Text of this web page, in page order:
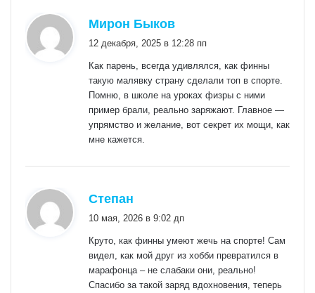
Мирон Быков
12 декабря, 2025 в 12:28 пп
Как парень, всегда удивлялся, как финны
такую малявку страну сделали топ в спорте.
Помню, в школе на уроках физры с ними
пример брали, реально заряжают. Главное —
упрямство и желание, вот секрет их мощи, как
мне кажется.
Степан
10 мая, 2026 в 9:02 дп
Круто, как финны умеют жечь на спорте! Сам
видел, как мой друг из хобби превратился в
марафонца – не слабаки они, реально!
Спасибо за такой заряд вдохновения, теперь